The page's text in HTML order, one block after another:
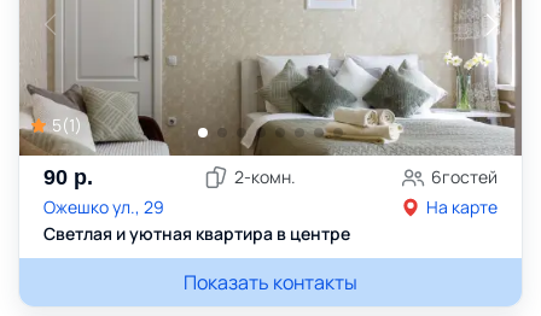
5(1)
90 р. 2-комн. 6гостей
Ожешко ул., 29
На карте
Светлая и уютная квартира в центре
Показать контакты